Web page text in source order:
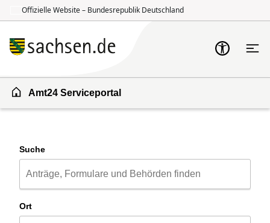
Offizielle Website – Bundesrepublik Deutschland
Amt24 Serviceportal
Suche
Ort